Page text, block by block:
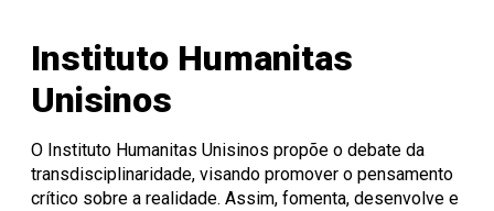
Instituto Humanitas
Unisinos
O Instituto Humanitas Unisinos propõe o debate da
transdisciplinaridade, visando promover o pensamento
crítico sobre a realidade. Assim, fomenta, desenvolve e